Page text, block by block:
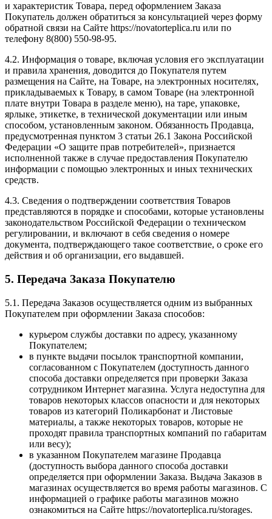
и характеристик Товара, перед оформлением Заказа
Покупатель должен обратиться за консультацией через форму
обратной связи на Сайте https://novatorteplica.ru или по
телефону 8(800) 550-98-95.
4.2. Информация о товаре, включая условия его эксплуатации
и правила хранения, доводится до Покупателя путем
размещения на Сайте, на Товаре, на электронных носителях,
прикладываемых к Товару, в самом Товаре (на электронной
плате внутри Товара в разделе меню), на таре, упаковке,
ярлыке, этикетке, в технической документации или иным
способом, установленным законом. Обязанность Продавца,
предусмотренная пунктом 3 статьи 26.1 Закона Российской
Федерации «О защите прав потребителей», признается
исполненной также в случае предоставления Покупателю
информации с помощью электронных и иных технических
средств.
4.3. Сведения о подтверждении соответствия Товаров
представляются в порядке и способами, которые установлены
законодательством Российской Федерации о техническом
регулировании, и включают в себя сведения о номере
документа, подтверждающего такое соответствие, о сроке его
действия и об организации, его выдавшей.
5. Передача Заказа Покупателю
5.1. Передача Заказов осуществляется одним из выбранных
Покупателем при оформлении Заказа способов:
курьером службы доставки по адресу, указанному
Покупателем;
в пункте выдачи посылок транспортной компании,
согласованном с Покупателем (доступность данного
способа доставки определяется при проверки Заказа
сотрудником Интернет магазина. Услуга недоступна для
товаров некоторых классов опасности и для некоторых
товаров из категорий Поликарбонат и Листовые
материалы, а также некоторых товаров, которые не
проходят правила транспортных компаний по габаритам
или весу);
в указанном Покупателем магазине Продавца
(доступность выбора данного способа доставки
определяется при оформлении Заказа. Выдача Заказов в
магазинах осуществляется во время работы магазинов. С
информацией о графике работы магазинов можно
ознакомиться на Сайте https://novatorteplica.ru/storages.